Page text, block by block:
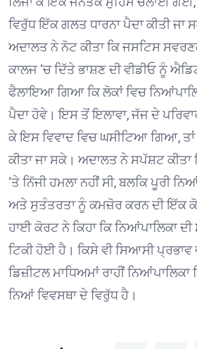
ਵਿਰੁੱਧ ਇੱਕ ਗਲਤ ਧਾਰਨਾ ਪੈਦਾ ਕੀਤੀ ਜਾ
ਅਦਾਲਤ ਨੇ ਨੋਟ ਕੀਤਾ ਕਿ ਜਸਟਿਸ
ਕਾਲਜ ‘ਚ ਦਿੱਤੇ ਭਾਸ਼ਣ ਦੀ ਵੀਡੀਓ ਨੂੰ
ਫੈਲਾਇਆ ਗਿਆ ਕਿ ਲੋਕਾਂ ਵਿਚ
ਪੈਦਾ ਹੋਵੇ। ਇਸ ਤੋਂ ਇਲਾਵਾ, ਜੱਜ ਦੇ
ਕੇ ਇਸ ਵਿਵਾਦ ਵਿਚ ਘਸੀਟਿਆ ਗਿਆ,
ਕੀਤਾ ਜਾ ਸਕੇ। ਅਦਾਲਤ ਨੇ ਸਪੱਸ਼ਟ
‘ਤੇ ਨਿੱਜੀ ਹਮਲਾ ਨਹੀਂ ਸੀ, ਬਲਕਿ ਪੂਰੀ
ਅਤੇ ਸੁਤੰਤਰਤਾ ਨੂੰ ਕਮਜ਼ੋਰ ਕਰਨ ਦੀ ਇੱਕ
ਹਾਈ ਕੋਰਟ ਨੇ ਕਿਹਾ ਕਿ ਨਿਆਂਪਾਲਿਕਾ
ਟਿਕੀ ਹੋਈ ਹੈ। ਕਿਸੇ ਵੀ ਸਿਆਸੀ ਪ੍ਰਭਾਵ
ਡਿਜ਼ੀਟਲ ਮਾਧਿਅਮਾਂ ਰਾਹੀਂ
ਨਿਆਂ ਵਿਵਸਥਾ ਦੇ ਵਿਰੁੱਧ ਹੈ।